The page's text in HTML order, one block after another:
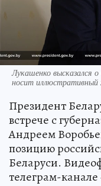
Лукашенко высказался
носит
Президент
встрече с
Андреем
позицию
Беларуси.
телеграм-канале